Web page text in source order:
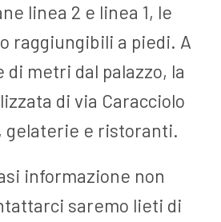
linea 2 e linea 1, le
raggiungibili a piedi. A
di metri dal palazzo, la
di via Caracciolo
gelaterie e ristoranti.
informazione non
saremo lieti di